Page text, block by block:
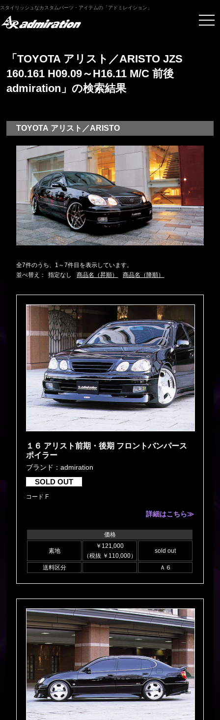
スタイリッシュなカスタムパーツ・アイテムの「アドミレイション」
「TOYOTA アリスト／ARISTO JZS
160.161 H09.09～H16.11 M/C 前後
admiration」の検索結果
TOYOTA アリスト／ARISTO
全7件のうち、1～7件目を表示しています。
並べ替え：
指定なし 商品名（昇順） 商品名（降順）
１６ アリスト前期・後期 フロントバンパース
ポイラー
ブランド：admiration
SOLD OUT
コード F
詳細はこちら≫
価格
素地
￥121,000
（税抜 ￥110,000）
sold out
送料区分 Ａ６